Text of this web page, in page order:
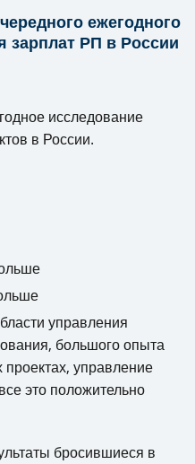
ежегодного
зарплат РП в России
исследование
в России.
управления
большого опыта
управление
это положительно
бросившиеся в